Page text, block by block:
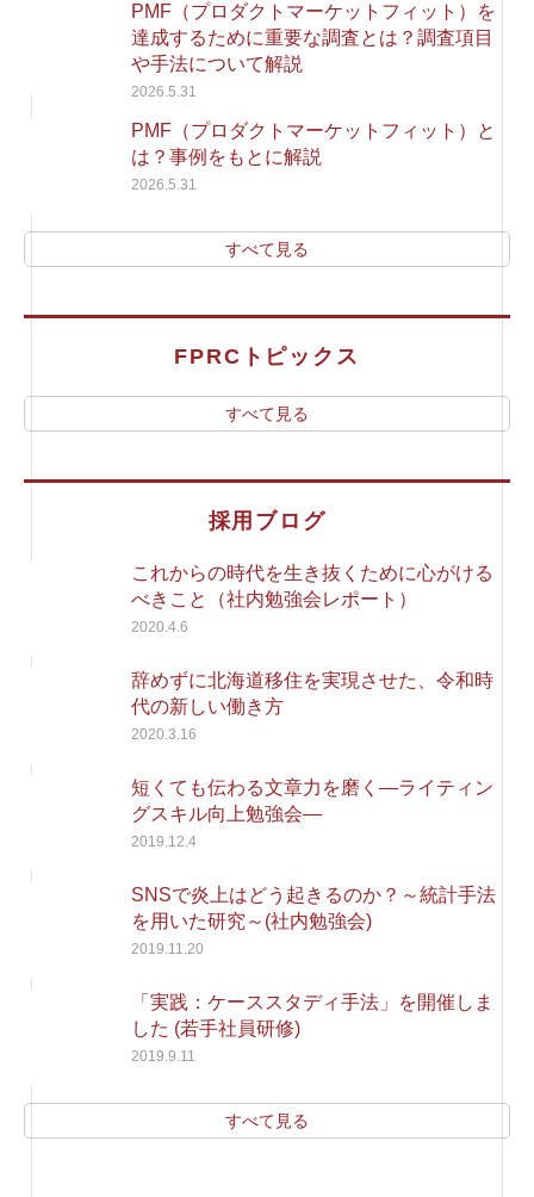
PMF（プロダクトマーケットフィット）を
達成するために重要な調査とは？調査項目
や手法について解説
2026.5.31
PMF（プロダクトマーケットフィット）と
は？事例をもとに解説
2026.5.31
すべて見る
FPRCトピックス
すべて見る
採用ブログ
これからの時代を生き抜くために心がける
べきこと（社内勉強会レポート）
2020.4.6
辞めずに北海道移住を実現させた、令和時
代の新しい働き方
2020.3.16
短くても伝わる文章力を磨く―ライティン
グスキル向上勉強会―
2019.12.4
SNSで炎上はどう起きるのか？～統計手法
を用いた研究～(社内勉強会)
2019.11.20
「実践：ケーススタディ手法」を開催しま
した (若手社員研修)
2019.9.11
すべて見る